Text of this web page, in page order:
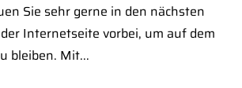
Sie sehr gerne in den nächsten
Internetseite vorbei, um auf dem
bleiben. Mit...